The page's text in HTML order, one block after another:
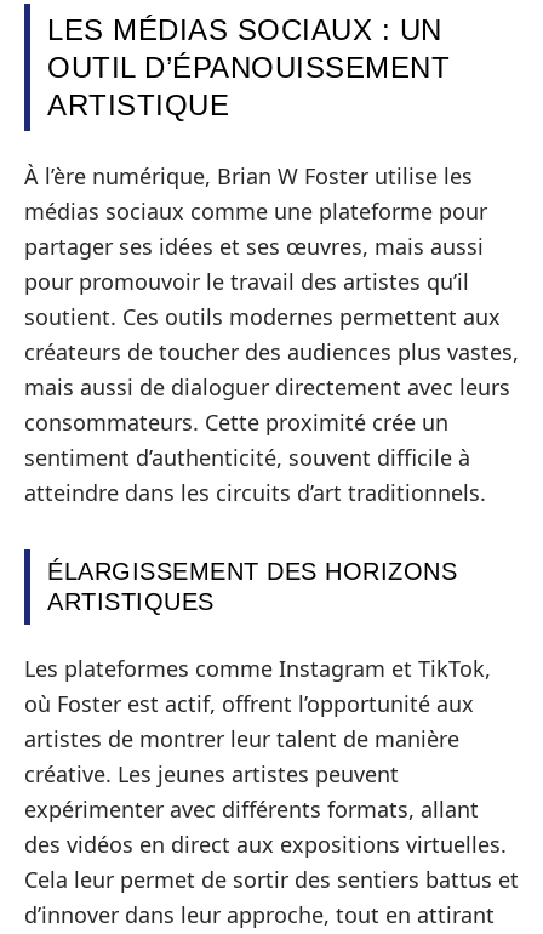
LES MÉDIAS SOCIAUX : UN
OUTIL D’ÉPANOUISSEMENT
ARTISTIQUE
À l’ère numérique, Brian W Foster utilise les
médias sociaux comme une plateforme pour
partager ses idées et ses œuvres, mais aussi
pour promouvoir le travail des artistes qu’il
soutient. Ces outils modernes permettent aux
créateurs de toucher des audiences plus vastes,
mais aussi de dialoguer directement avec leurs
consommateurs. Cette proximité crée un
sentiment d’authenticité, souvent difficile à
atteindre dans les circuits d’art traditionnels.
ÉLARGISSEMENT DES HORIZONS
ARTISTIQUES
Les plateformes comme Instagram et TikTok,
où Foster est actif, offrent l’opportunité aux
artistes de montrer leur talent de manière
créative. Les jeunes artistes peuvent
expérimenter avec différents formats, allant
des vidéos en direct aux expositions virtuelles.
Cela leur permet de sortir des sentiers battus et
d’innover dans leur approche, tout en attirant